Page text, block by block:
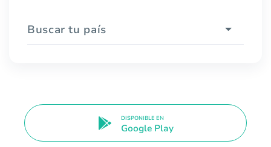
Buscar tu país
DISPONIBLE EN
Google Play